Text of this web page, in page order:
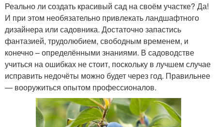
Реально ли создать красивый сад на своём участке? Да!
И при этом необязательно привлекать ландшафтного
дизайнера или садовника. Достаточно запастись
фантазией, трудолюбием, свободным временем, и
конечно – определёнными знаниями. В садоводстве
учиться на ошибках не стоит, поскольку в лучшем случае
исправить недочёты можно будет через год. Правильнее
— вооружиться опытом профессионалов.